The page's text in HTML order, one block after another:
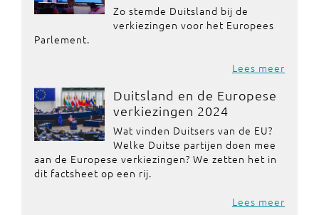
Zo stemde Duitsland bij de
verkiezingen voor het Europees
Parlement.
Lees meer
Duitsland en de Europese
verkiezingen 2024
Wat vinden Duitsers van de EU?
Welke Duitse partijen doen mee
aan de Europese verkiezingen? We zetten het in
dit factsheet op een rij.
Lees meer